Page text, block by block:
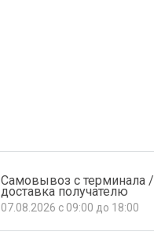
Самовывоз с терминала /
доставка получателю
07.08.2026 с 09:00 до 18:00